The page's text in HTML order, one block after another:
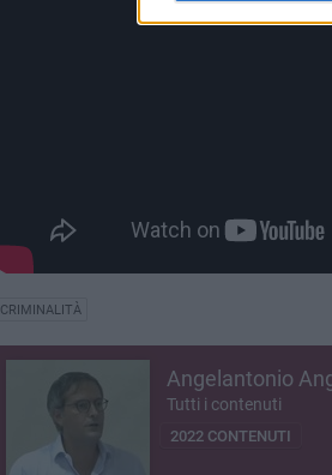
CRIMINALITÀ
Angelantonio
Tutti i contenuti
2022 CONTENUTI